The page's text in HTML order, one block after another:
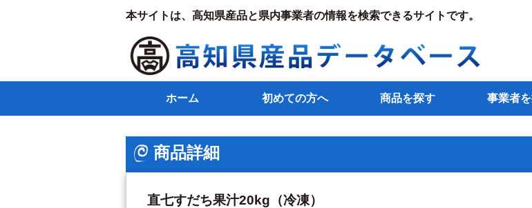
本サイトは、高知県産品と県内事業者の情報を検索できるサイトです。
ホーム 初めての方へ 商品を探す 事業者
商品詳細
直七すだち果汁20kg（冷凍）